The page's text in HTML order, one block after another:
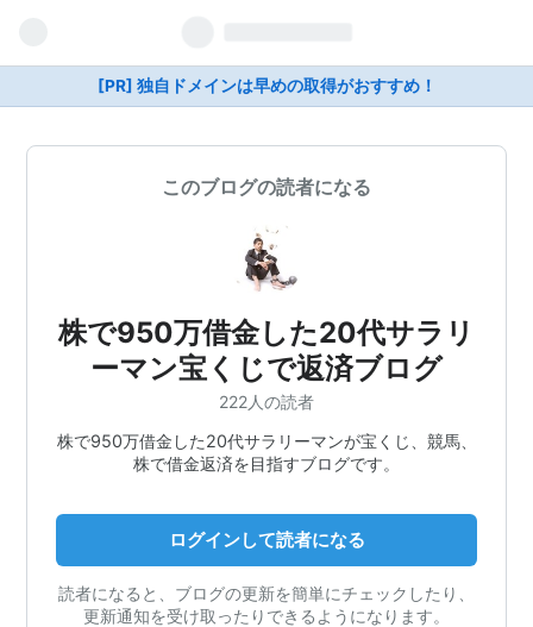
[PR] 独自ドメインは早めの取得がおすすめ！
このブログの読者になる
株で950万借金した20代サラリ
ーマン宝くじで返済ブログ
222人の読者
株で950万借金した20代サラリーマンが宝くじ、競馬、
株で借金返済を目指すブログです。
ログインして読者になる
読者になると、ブログの更新を簡単にチェックしたり、
更新通知を受け取ったりできるようになります。